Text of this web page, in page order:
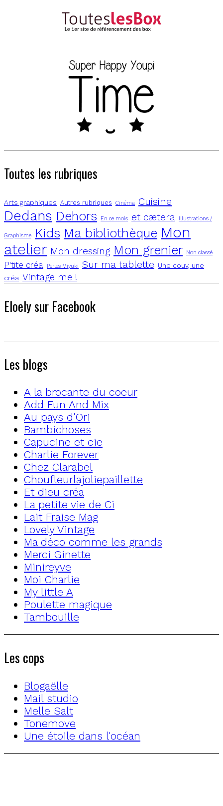
Toutes les rubriques
Arts graphiques Autres rubriques Cinéma Cuisine
Dedans Dehors En ce mois et cætera Illustrations /
Graphisme Kids Ma bibliothèque Mon
atelier Mon dressing Mon grenier Non classé
P'tite créa Perles Miyuki Sur ma tablette Une couv, une
créa Vintage me !
Eloely sur Facebook
Les blogs
A la brocante du coeur
Add Fun And Mix
Au pays d'Ori
Bambichoses
Capucine et cie
Charlie Forever
Chez Clarabel
Choufleurlajoliepaillette
Et dieu créa
La petite vie de Ci
Lait Fraise Mag
Lovely Vintage
Ma déco comme les grands
Merci Ginette
Minireyve
Moi Charlie
My little A
Poulette magique
Tambouille
Les cops
Blogaëlle
Mail studio
Melle Salt
Tonemove
Une étoile dans l'océan